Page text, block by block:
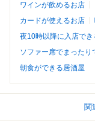
ワインが飲めるお店
カードが使えるお店
夜10時以降に入店でき
ソファー席でまったり
朝食ができる居酒屋
関